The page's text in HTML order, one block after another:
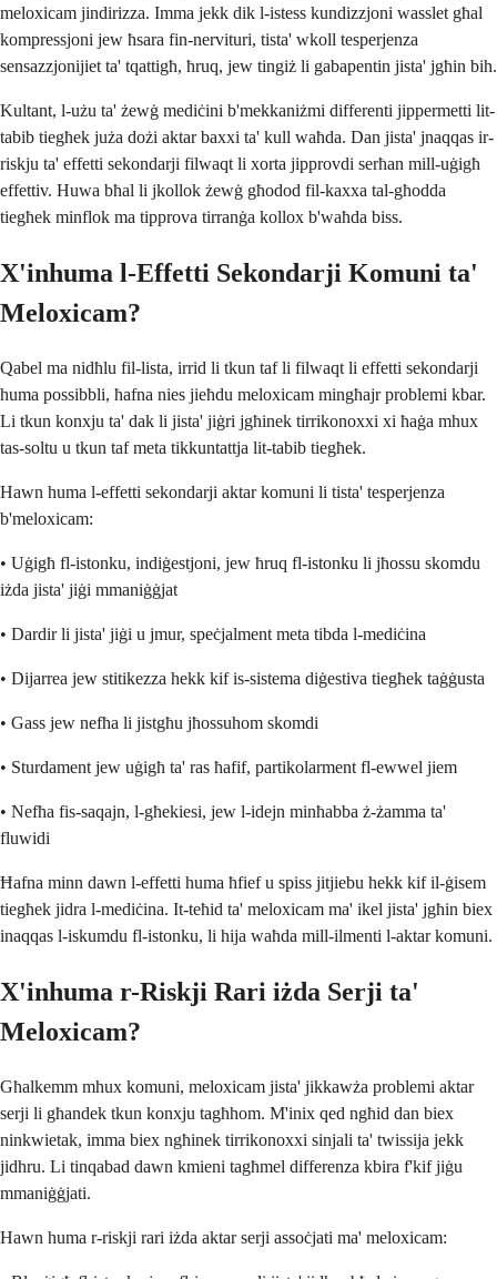
meloxicam jindirizza. Imma jekk dik l-istess kundizzjoni wasslet għal
kompressjoni jew ħsara fin-nervituri, tista' wkoll tesperjenza
sensazzjonijiet ta' tqattigħ, ħruq, jew tingiż li gabapentin jista' jgħin bih.
Kultant, l-użu ta' żewġ mediċini b'mekkaniżmi differenti jippermetti lit-
tabib tiegħek juża dożi aktar baxxi ta' kull waħda. Dan jista' jnaqqas ir-
riskju ta' effetti sekondarji filwaqt li xorta jipprovdi serħan mill-uġigħ
effettiv. Huwa bħal li jkollok żewġ għodod fil-kaxxa tal-għodda
tiegħek minflok ma tipprova tirranġa kollox b'waħda biss.
X'inhuma l-Effetti Sekondarji Komuni ta'
Meloxicam?
Qabel ma nidħlu fil-lista, irrid li tkun taf li filwaqt li effetti sekondarji
huma possibbli, ħafna nies jieħdu meloxicam mingħajr problemi kbar.
Li tkun konxju ta' dak li jista' jiġri jgħinek tirrikonoxxi xi ħaġa mhux
tas-soltu u tkun taf meta tikkuntattja lit-tabib tiegħek.
Hawn huma l-effetti sekondarji aktar komuni li tista' tesperjenza
b'meloxicam:
• Uġigħ fl-istonku, indiġestjoni, jew ħruq fl-istonku li jħossu skomdu
iżda jista' jiġi mmaniġġjat
• Dardir li jista' jiġi u jmur, speċjalment meta tibda l-mediċina
• Dijarrea jew stitikezza hekk kif is-sistema diġestiva tiegħek taġġusta
• Gass jew nefħa li jistgħu jħossuhom skomdi
• Sturdament jew uġigħ ta' ras ħafif, partikolarment fl-ewwel jiem
• Nefħa fis-saqajn, l-għekiesi, jew l-idejn minħabba ż-żamma ta'
fluwidi
Ħafna minn dawn l-effetti huma ħfief u spiss jitjiebu hekk kif il-ġisem
tiegħek jidra l-mediċina. It-teħid ta' meloxicam ma' ikel jista' jgħin biex
inaqqas l-iskumdu fl-istonku, li hija waħda mill-ilmenti l-aktar komuni.
X'inhuma r-Riskji Rari iżda Serji ta'
Meloxicam?
Għalkemm mhux komuni, meloxicam jista' jikkawża problemi aktar
serji li għandek tkun konxju tagħhom. M'inix qed ngħid dan biex
ninkwietak, imma biex ngħinek tirrikonoxxi sinjali ta' twissija jekk
jidhru. Li tinqabad dawn kmieni tagħmel differenza kbira f'kif jiġu
mmaniġġjati.
Hawn huma r-riskji rari iżda aktar serji assoċjati ma' meloxicam: